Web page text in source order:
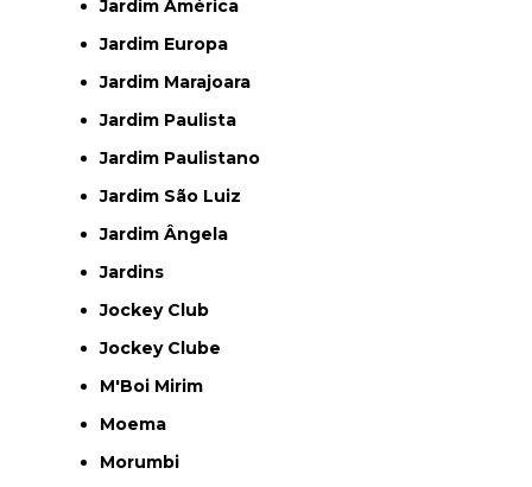
Jardim América
Jardim Europa
Jardim Marajoara
Jardim Paulista
Jardim Paulistano
Jardim São Luiz
Jardim Ângela
Jardins
Jockey Club
Jockey Clube
M'Boi Mirim
Moema
Morumbi